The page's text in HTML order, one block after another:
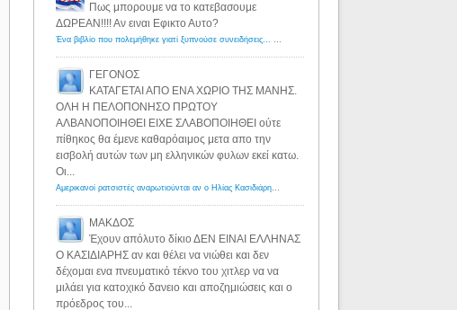
Πως μπορουμε να το κατεβασουμε
ΔΩΡΕΑΝ!!!! Αν ειναι Εφικτο Αυτο?
Ένα βιβλίο που πολεμήθηκε γιατί ξυπνούσε συνειδήσεις... - Λόγιος Ερμής | Η γνώση ξεκινάει με την αναζήτηση...
ΓΕΓΟΝΟΣ
ΚΑΤΑΓΕΤΑΙ ΑΠΟ ΕΝΑ ΧΩΡΙΟ ΤΗΣ ΜΑΝΗΣ.
ΟΛΗ Η ΠΕΛΟΠΟΝΗΣΟ ΠΡΩΤΟΥ
ΑΛΒΑΝΟΠΟΙΗΘΕΙ ΕΙΧΕ ΣΛΑΒΟΠΟΙΗΘΕΙ ούτε
πίθηκος θα έμενε καθαρόαιμος μετα απο την
εισβολή αυτών των μη ελληνικών φυλων εκεί κατω.
Οι...
Αμερικανοί ρατσιστές αναρωτιούνται αν ο Ηλίας Κασιδιάρης ανήκει στη λευκή φυλή... - Λόγιος Ερμής
ΜΑΚΔΟΣ
Έχουν απόλυτο δίκιο ΔΕΝ ΕΙΝΑΙ ΕΛΛΗΝΑΣ
Ο ΚΑΣΙΔΙΑΡΗΣ αν και θέλει να νιώθει και δεν
δέχομαι ενα πνευματικό τέκνο του χιτλερ να να
μιλάει για κατοχικό δανειο και αποζημιώσεις και ο
πρόεδρος του...